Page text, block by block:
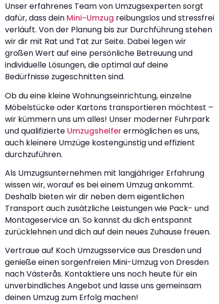
Unser erfahrenes Team von Umzugsexperten sorgt
dafür, dass dein Mini-Umzug reibungslos und stressfrei
verläuft. Von der Planung bis zur Durchführung stehen
wir dir mit Rat und Tat zur Seite. Dabei legen wir
großen Wert auf eine persönliche Betreuung und
individuelle Lösungen, die optimal auf deine
Bedürfnisse zugeschnitten sind.
Ob du eine kleine Wohnungseinrichtung, einzelne
Möbelstücke oder Kartons transportieren möchtest –
wir kümmern uns um alles! Unser moderner Fuhrpark
und qualifizierte Umzugshelferermöglichen es uns,
auch kleinere Umzüge kostengünstig und effizient
durchzuführen.
Als Umzugsunternehmen mit langjähriger Erfahrung
wissen wir, worauf es bei einem Umzug ankommt.
Deshalb bieten wir dir neben dem eigentlichen
Transport auch zusätzliche Leistungen wie Pack- und
Montageservice an. So kannst du dich entspannt
zurücklehnen und dich auf dein neues Zuhause freuen.
Vertraue auf Koch Umzugsservice aus Dresden und
genieße einen sorgenfreien Mini-Umzug von Dresden
nach Västerås. Kontaktiere uns noch heute für ein
unverbindliches Angebot und lasse uns gemeinsam
deinen Umzug zum Erfolg machen!